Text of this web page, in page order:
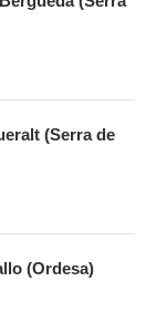
(Serra de
(Ordesa)